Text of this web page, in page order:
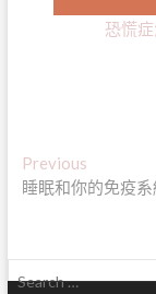
恐慌
文
章
覽
PreviousPrevious
post:
睡眠和你的免疫系